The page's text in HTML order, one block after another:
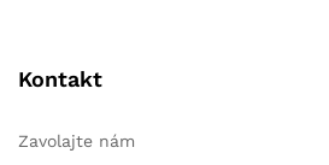
Kontakt
Zavolajte nám